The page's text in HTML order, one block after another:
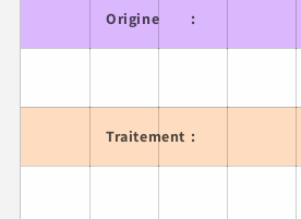
Origine :
Traitement :